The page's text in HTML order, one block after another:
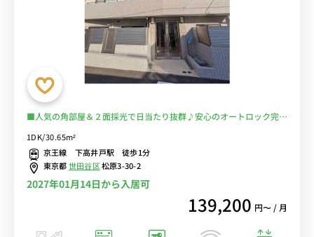
■人気の角部屋＆２面採光で日当たり抜群♪安心のオートロック完備
部屋/京王線「下高井戸駅」からすぐ、明大前駅となり【マイクロバ
ブルシャワーヘッドがあるお部屋】■選べるWi-Fi格安レンタル中！
1DK/30.65m²
京王線 下高井戸駅 徒歩1分
東京都世田谷区松原3-30-2
2027年01月14日から入居可
139,200 円〜 / 月